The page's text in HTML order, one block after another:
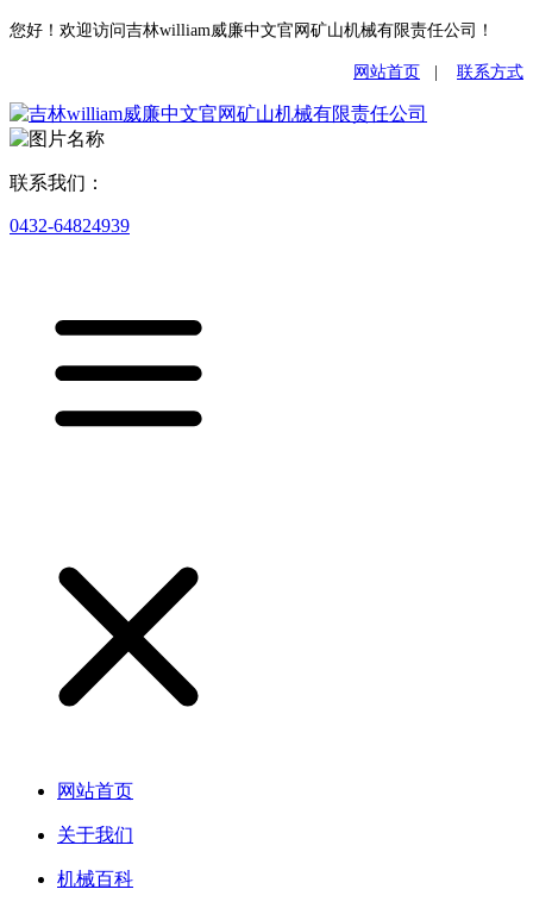
您好！欢迎访问吉林william威廉中文官网矿山机械有限责任公司！
网站首页 联系方式
联系我们：
0432-64824939
网站首页
关于我们
机械百科